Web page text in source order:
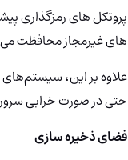
پروتکل های رمزگذاری
های غیرمجاز محافظت
علاوه بر این،
حتی در صورت خرابی
فضای ذخیره سازی